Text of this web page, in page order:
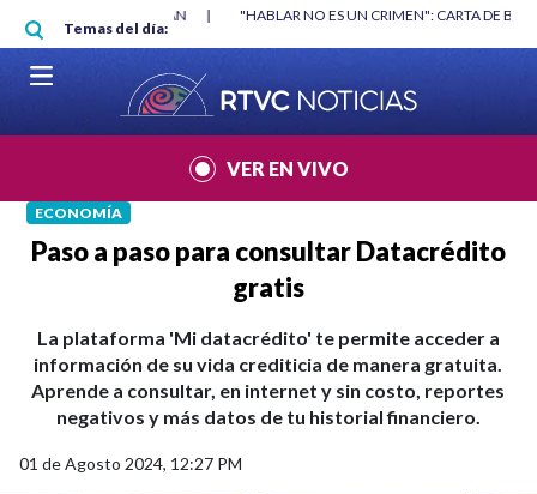
Pasar al contenido principal
Temas del día:
"HABLAR NO ES UN CRIMEN": CARTA DE BETO CORAL |
VER EN VIVO
ECONOMÍA
Paso a paso para consultar Datacrédito
gratis
La plataforma 'Mi datacrédito' te permite acceder a
información de su vida crediticia de manera gratuita.
Aprende a consultar, en internet y sin costo, reportes
negativos y más datos de tu historial financiero.
01 de Agosto 2024, 12:27 PM